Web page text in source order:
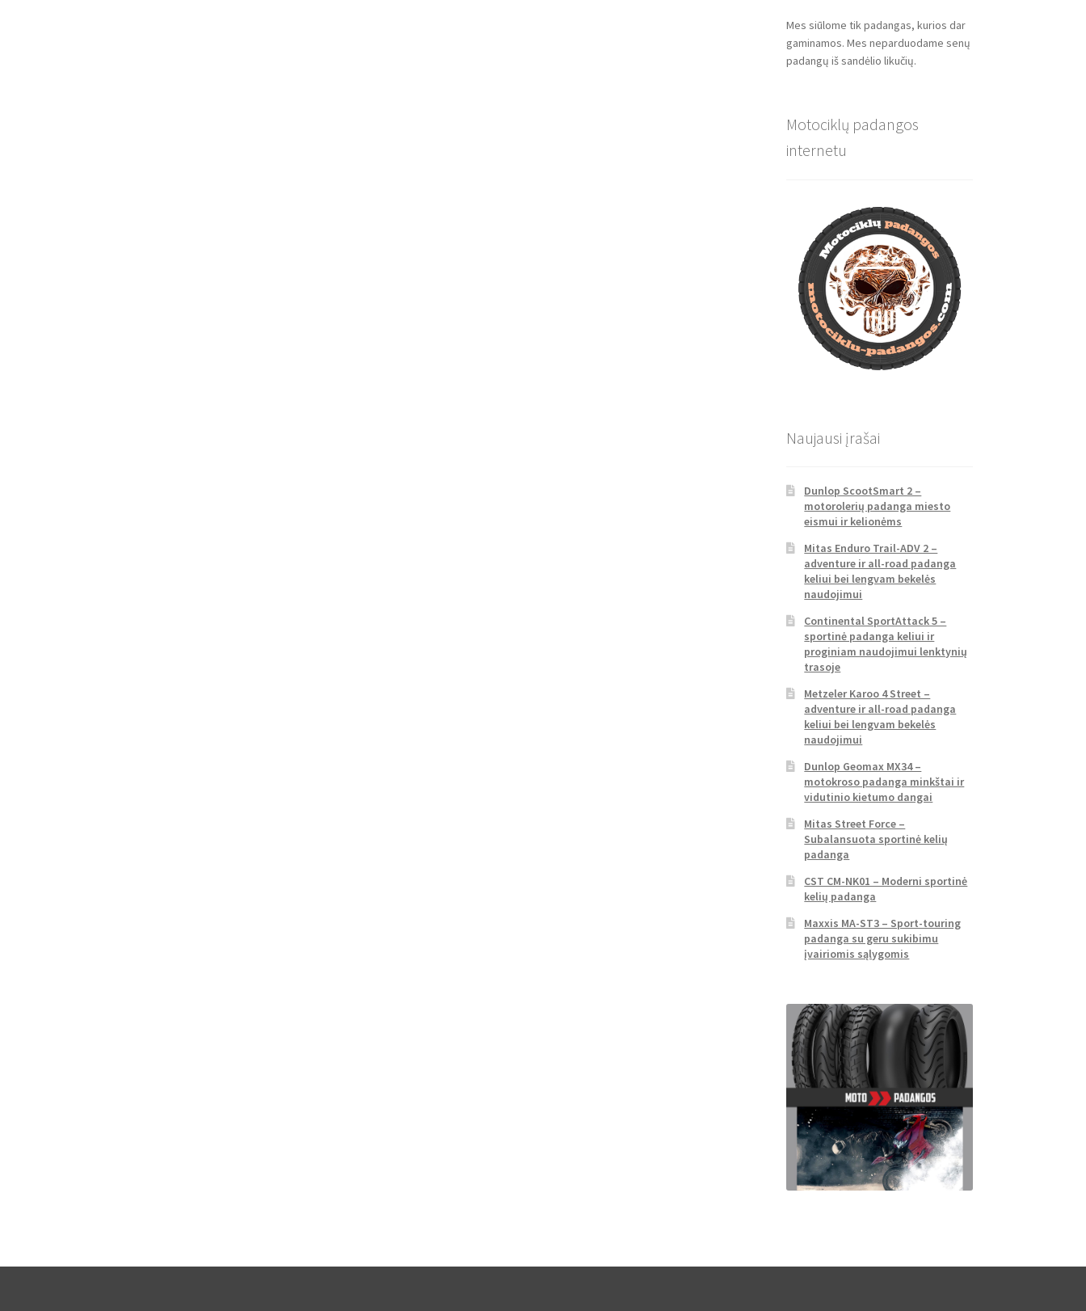
Mes siūlome tik padangas, kurios dar
gaminamos. Mes neparduodame senų
padangų iš sandėlio likučių.
Motociklų padangos
internetu
Naujausi įrašai
Dunlop ScootSmart 2 –
motorolerių padanga miesto
eismui ir kelionėms
Mitas Enduro Trail-ADV 2 –
adventure ir all-road padanga
keliui bei lengvam bekelės
naudojimui
Continental SportAttack 5 –
sportinė padanga keliui ir
proginiam naudojimui lenktynių
trasoje
Metzeler Karoo 4 Street –
adventure ir all-road padanga
keliui bei lengvam bekelės
naudojimui
Dunlop Geomax MX34 –
motokroso padanga minkštai ir
vidutinio kietumo dangai
Mitas Street Force –
Subalansuota sportinė kelių
padanga
CST CM-NK01 – Moderni sportinė
kelių padanga
Maxxis MA-ST3 – Sport-touring
padanga su geru sukibimu
įvairiomis sąlygomis